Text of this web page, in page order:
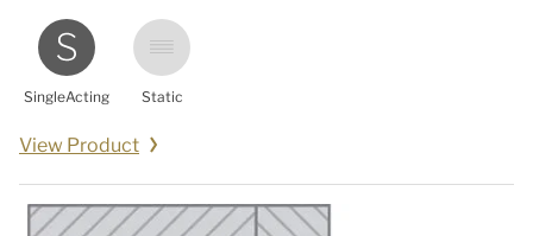
SingleActing Static
View Product